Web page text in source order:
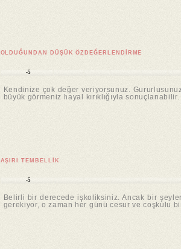
OLDUĞUNDAN DÜŞÜK ÖZDEĞERLENDIRME
-5
Kendinize çok değer veriyorsunuz.
büyük görmeniz hayal kırıklığıyla sonuçlanabilir.
AŞIRI TEMBELLIK
-5
Belirli bir derecede işkoliksiniz. Ancak bir
gerekiyor, o zaman her günü cesur ve coşkulu